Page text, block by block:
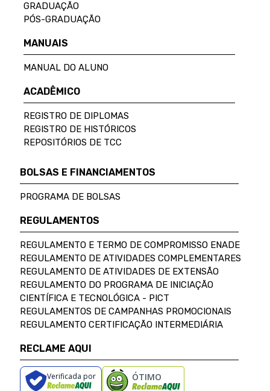
GRADUAÇÃO
PÓS-GRADUAÇÃO
MANUAIS
MANUAL DO ALUNO
ACADÊMICO
REGISTRO DE DIPLOMAS
REGISTRO DE HISTÓRICOS
REPOSITÓRIOS DE TCC
BOLSAS E FINANCIAMENTOS
PROGRAMA DE BOLSAS
REGULAMENTOS
REGULAMENTO E TERMO DE COMPROMISSO ENADE
REGULAMENTO DE ATIVIDADES COMPLEMENTARES
REGULAMENTO DE ATIVIDADES DE EXTENSÃO
REGULAMENTO DO PROGRAMA DE INICIAÇÃO
CIENTÍFICA E TECNOLÓGICA - PICT
REGULAMENTOS DE CAMPANHAS PROMOCIONAIS
REGULAMENTO CERTIFICAÇÃO INTERMEDIÁRIA
RECLAME AQUI
Verificada por ÓTIMO